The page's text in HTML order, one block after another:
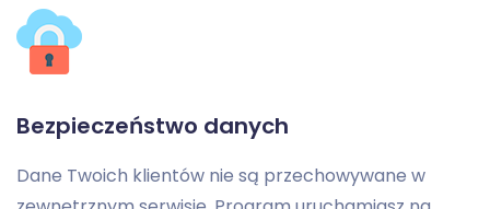
Bezpieczeństwo danych
Dane Twoich klientów nie są przechowywane w